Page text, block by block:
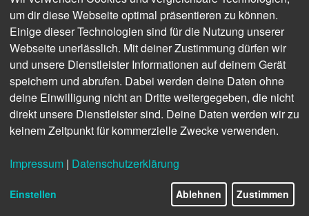
www.audia-akustik.de
ANZEIGE
NEWS
Apple bietet Hörtest und
Hörgerätefunktion für
Airpods Pro 2
um dir diese Webseite optimal präsentieren zu können.
Einige dieser Technologien sind für die Nutzung unserer
Webseite unerlässlich. Mit deiner Zustimmung dürfen wir
und unsere Dienstleister Informationen auf deinem Gerät
speichern und abrufen. Dabei werden deine Daten ohne
deine Einwilligung nicht an Dritte weitergegeben, die nicht
direkt unsere Dienstleister sind. Deine Daten werden wir zu
keinem Zeitpunkt für kommerzielle Zwecke verwenden.
Impressum | Datenschutzerklärung
Einstellen Ablehnen Zustimmen